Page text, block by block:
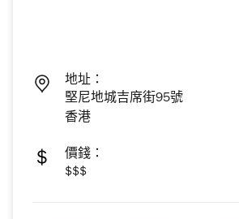
地址：
堅尼地城吉席街95號
香港
價錢：
$$$